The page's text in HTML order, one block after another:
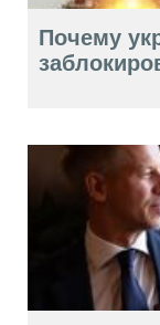
Почему